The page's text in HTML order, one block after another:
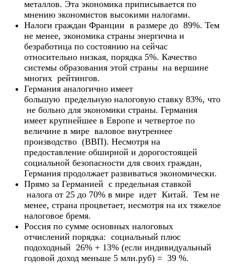
металлов. Эта экономика приписывается по
мнению экономистов высокими налогами.
Налоги граждан Франции в размере до 89%. Тем
не менее, экономика страны энергична и
безработица по состоянию на сейчас
относительно низкая, порядка 5%. Качество
системы образования этой страны на вершине
многих рейтингов.
Германия аналогично имеет
большую предельную налоговую ставку 83%, что
не больно для экономики страны. Германия
имеет крупнейшее в Европе и четвертое по
величине в мире валовое внутреннее
производство (ВВП). Несмотря на
предоставление обширной и дорогостоящей
социальной безопасности для своих граждан,
Германия продолжает развиваться экономически.
Прямо за Германией с предельная ставкой
налога от 25 до 70% в мире идет Китай. Тем не
менее, страна процветает, несмотря на их тяжелое
налоговое бремя.
Россия по сумме основных налоговых
отчислений порядка: социальный плюс
подоходный 26% + 13% (если индивидуальный
годовой доход меньше 5 млн.руб) = 39 %.